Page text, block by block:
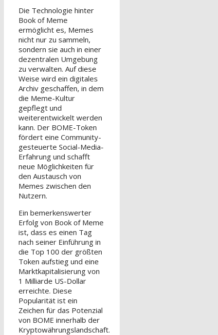
Die Technologie hinter
Book of Meme
ermöglicht es, Memes
nicht nur zu sammeln,
sondern sie auch in einer
dezentralen Umgebung
zu verwalten. Auf diese
Weise wird ein digitales
Archiv geschaffen, in dem
die Meme-Kultur
gepflegt und
weiterentwickelt werden
kann. Der BOME-Token
fördert eine Community-
gesteuerte Social-Media-
Erfahrung und schafft
neue Möglichkeiten für
den Austausch von
Memes zwischen den
Nutzern.
Ein bemerkenswerter
Erfolg von Book of Meme
ist, dass es einen Tag
nach seiner Einführung in
die Top 100 der größten
Token aufstieg und eine
Marktkapitalisierung von
1 Milliarde US-Dollar
erreichte. Diese
Popularität ist ein
Zeichen für das Potenzial
von BOME innerhalb der
Kryptowährungslandschaft.